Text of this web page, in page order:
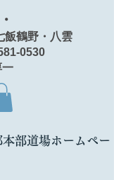
鶴野・八雲
0530
部道場ホームペー